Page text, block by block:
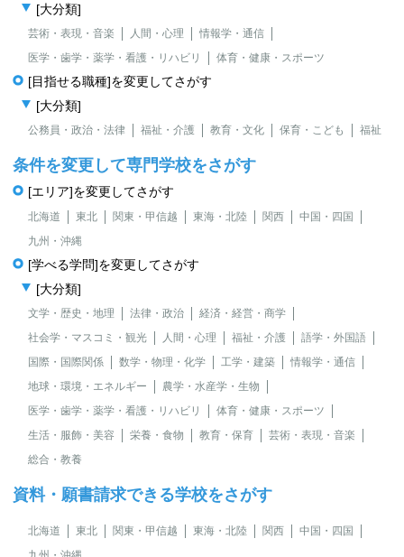
[大分類]
芸術・表現・音楽 人間・心理
情報学・通信
医学・歯学・薬学・看護・リハビリ
体育・健康・スポーツ
[目指せる職種]を変更してさがす
[大分類]
公務員・政治・法律 福祉・介護 教育・文化 保育・こども 福祉
条件を変更して専門学校をさがす
[エリア]を変更してさがす
北海道 東北 関東・甲信越 東海・北陸 関西
中国・四国
九州・沖縄
[学べる学問]を変更してさがす
[大分類]
文学・歴史・地理 法律・政治
経済・経営・商学
社会学・マスコミ・観光
人間・心理 福祉・介護
語学・外国語
国際・国際関係
数学・物理・化学 工学・建築
情報学・通信
地球・環境・エネルギー
農学・水産学・生物
医学・歯学・薬学・看護・リハビリ
体育・健康・スポーツ
生活・服飾・美容
栄養・食物 教育・保育
芸術・表現・音楽
総合・教養
資料・願書請求できる学校をさがす
北海道 東北 関東・甲信越 東海・北陸 関西
中国・四国